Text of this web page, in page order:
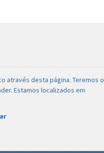
através desta página. Teremos o
Estamos localizados em